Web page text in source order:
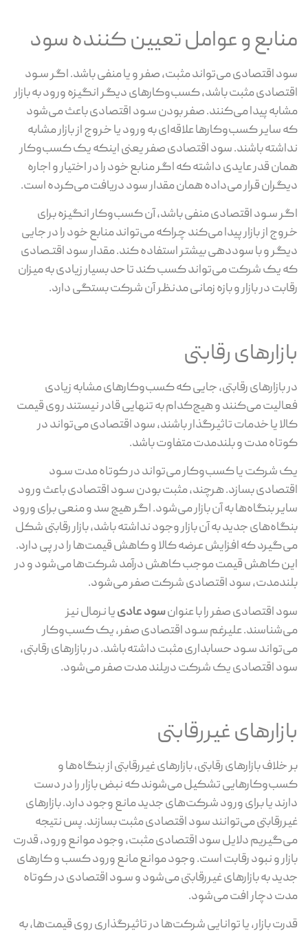
منابع و عوامل تعیین کننده سود
سود اقتصادی می‌تواند مثبت، صفر و یا منفی باشد. اگر سـود
اقتصادی مثبت باشد، کسب‌وکارهای دیگر انگیزه ورود به بازار
مشابه پیدا می‌کنند. صفر بودن سـود اقتصادی باعث می‌شود
که سایر کسب‌وکارها علاقه‌ای به ورود یا خروج از بازار مشابه
نداشته باشند. سود اقتصادی صفر یعنی اینکه یک کسب‌وکار
همان قدر عایدی داشته که اگر منابع خود را در اختیار و اجاره
دیگران قرار می‌داده همان مقدار سود دریافت می‌کرده است.
اگر سـود اقتصادی منفی باشد، آن کسب‌وکار انگیزه برای
خروج از بازار پیدا می‌کند چراکه می‌تواند منابع خود را در جایی
دیگر و با سوددهی بیشتر استفاده کند. مقدار سود اقتـصادی
که یک شرکت می‌تواند کسب کند تا حد بسیار زیادی به میزان
رقابت در بازار و بازه زمانی مدنظر آن شرکت بستگی دارد.
بازارهای رقابتی
در بازارهای رقابتی، جایی که کسب‌وکارهای مشابه زیادی
فعالیت می‌کنند و هیچ‌کدام به تنهایی قادر نیستند روی قیمت
کالا یا خدمات تاثیرگذار باشند، سود اقتصادی می‌تواند در
کوتاه مدت و بلندمدت متفاوت باشد.
یک شرکت یا کسب‌وکار می‌تواند در کوتاه مدت سـود
اقتصادی بسازد. هرچند، مثبت بودن سـود اقتصادی باعث ورود
سایر بنگاه‌ها به آن بازار می‌شود. اگر هیچ سد و منعی برای ورود
بنگاه‌های جدید به آن بازار وجود نداشته باشد، بازار رقابتی شکل
می‌گیرد که افزایش عرضه کالا و کاهش قیمت‌ها را در پی دارد.
این کاهش قیمت موجب کاهش درآمد شرکت‌ها می‌شود و در
بلندمدت، سود اقتصادی شرکت صفر می‌شود.
سود اقتصادی صفر را با عنوانسود عادییا نرمال نیز
می‌شناسند. علیرغم سـود اقتصادی صفر، یک کسب‌وکار
می‌تواند سـود حسابداری مثبت داشته باشد. در بازارهای رقابتی،
سود اقتصادی یک شرکت دربلند مدت صفر می‌شود.
بازارهای غیررقابتی
بر خلاف بازارهای رقابتی، بازارهای غیررقابتی از بنگاه‌ها و
کسب‌وکارهایی تشکیل می‌شوند که نبض بازار را در دست
دارند یا برای ورود شرکت‌های جدید مانع وجود دارد. بازارهای
غیررقابتی می‌توانند سود اقتصادی مثبت بسازند. پس نتیجه
می‌گیریم دلایل سود اقتصادی مثبت، وجود موانع ورود، قدرت
بازار و نبود رقابت است. وجود موانع مانع ورود کسب و کارهای
جدید به بازارهای غیررقابتی می‌شود و سـود اقتصادی در کوتاه
مدت دچار افت می‌شود.
قدرت بازار، یا توانایی شرکت‌ها در تاثیرگذاری روی قیمت‌ها، به